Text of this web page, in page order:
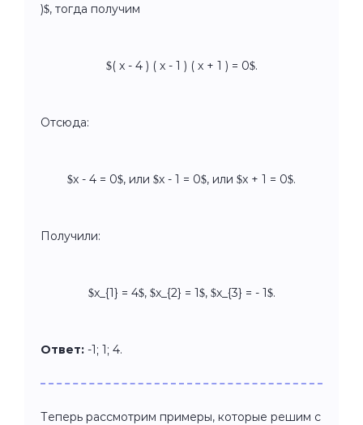
)$, тогда получим
$( x - 4 ) ( x - 1 ) ( x + 1 ) = 0$.
Отсюда:
$x - 4 = 0$, или $x - 1 = 0$, или $x + 1 = 0$.
Получили:
$x_{1} = 4$, $x_{2} = 1$, $x_{3} = - 1$.
Ответ: -1; 1; 4.
Теперь рассмотрим примеры, которые решим с